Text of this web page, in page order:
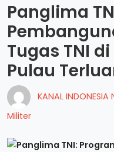
Panglima
Tugas TNI
Pulau
KANAL INDONESIA
Militer